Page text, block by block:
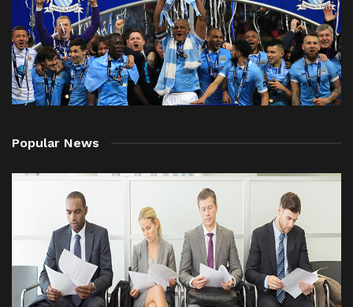
Popular News